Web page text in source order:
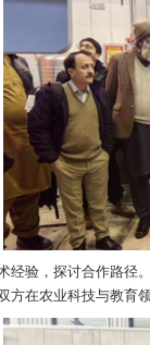
团的到来表示欢